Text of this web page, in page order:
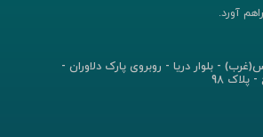
آورد.
- بلوار دریا - روبروی پارک دلاوران -
98